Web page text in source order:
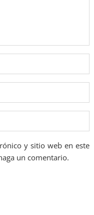
y sitio web en este
un comentario.